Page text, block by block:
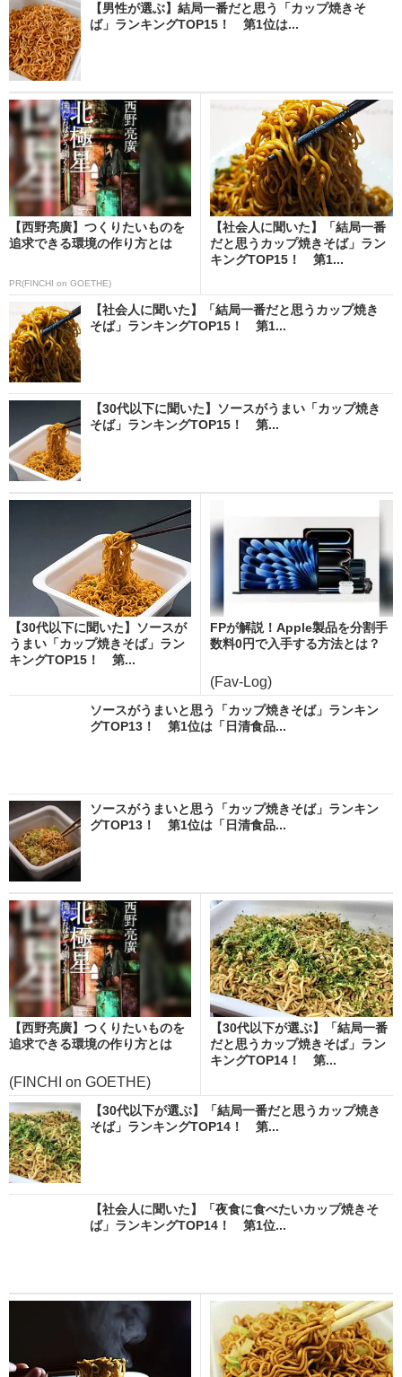
【男性が選ぶ】結局一番だと思う「カップ焼きそ
ば」ランキングTOP15！ 第1位は...
【西野亮廣】つくりたいものを
追求できる環境の作り方とは
PR(FINCHI on GOETHE)
【社会人に聞いた】「結局一番
だと思うカップ焼きそば」ラン
キングTOP15！ 第1...
【社会人に聞いた】「結局一番だと思うカップ焼き
そば」ランキングTOP15！ 第1...
【30代以下に聞いた】ソースがうまい「カップ焼き
そば」ランキングTOP15！ 第...
【30代以下に聞いた】ソースが
うまい「カップ焼きそば」ラン
キングTOP15！ 第...
FPが解説！Apple製品を分割手
数料0円で入手する方法とは？
(Fav-Log)
ソースがうまいと思う「カップ焼きそば」ランキン
グTOP13！ 第1位は「日清食品...
ソースがうまいと思う「カップ焼きそば」ランキン
グTOP13！ 第1位は「日清食品...
【西野亮廣】つくりたいものを
追求できる環境の作り方とは
(FINCHI on GOETHE)
【30代以下が選ぶ】「結局一番
だと思うカップ焼きそば」ラン
キングTOP14！ 第...
【30代以下が選ぶ】「結局一番だと思うカップ焼き
そば」ランキングTOP14！ 第...
【社会人に聞いた】「夜食に食べたいカップ焼きそ
ば」ランキングTOP14！ 第1位...